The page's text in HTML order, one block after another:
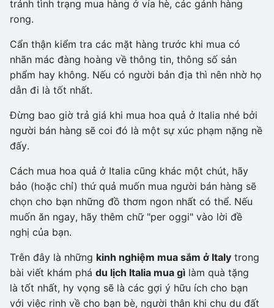
tránh tình trạng mua hàng ở vỉa hè, các gánh hàng
rong.
Cẩn thận kiểm tra các mặt hàng trước khi mua có
nhãn mác đàng hoàng về thông tin, thông số sản
phẩm hay không. Nếu có người bản địa thì nên nhờ họ
dẫn đi là tốt nhất.
Đừng bao giờ trả giá khi mua hoa quả ở Italia nhé bởi
người bán hàng sẽ coi đó là một sự xúc phạm nặng nề
đấy.
Cách mua hoa quả ở Italia cũng khác một chút, hãy
bảo (hoặc chỉ) thứ quả muốn mua người bán hàng sẽ
chọn cho bạn những đồ thơm ngon nhất có thể. Nếu
muốn ăn ngay, hãy thêm chữ "per oggi" vào lời đề
nghị của bạn.
Trên đây là những kinh nghiệm mua sắm ở Italy trong
bài viết khám phá du lịch Italia mua gì làm quà tặng
là tốt nhất, hy vọng sẽ là các gợi ý hữu ích cho bạn
với việc rinh về cho bạn bè, người thân khi chu du đất